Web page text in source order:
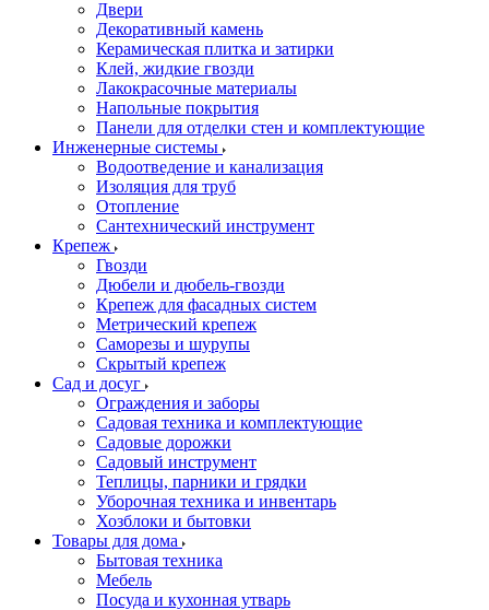
Двери
Декоративный камень
Керамическая плитка и затирки
Клей, жидкие гвозди
Лакокрасочные материалы
Напольные покрытия
Панели для отделки стен и комплектующие
Инженерные системы
Водоотведение и канализация
Изоляция для труб
Отопление
Сантехнический инструмент
Крепеж
Гвозди
Дюбели и дюбель-гвозди
Крепеж для фасадных систем
Метрический крепеж
Саморезы и шурупы
Скрытый крепеж
Сад и досуг
Ограждения и заборы
Садовая техника и комплектующие
Садовые дорожки
Садовый инструмент
Теплицы, парники и грядки
Уборочная техника и инвентарь
Хозблоки и бытовки
Товары для дома
Бытовая техника
Мебель
Посуда и кухонная утварь